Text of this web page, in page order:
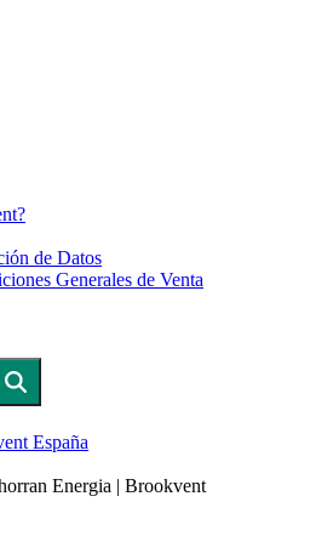
de Datos
Generales de Venta
Energia | Brookvent